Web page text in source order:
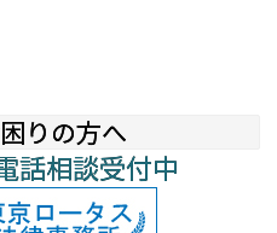
りの方へ
話相談受付中